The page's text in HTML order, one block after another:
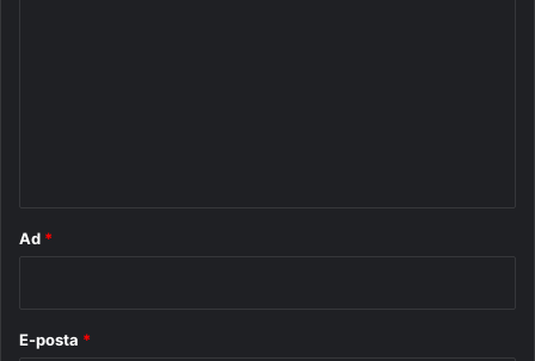
Ad *
E-posta *